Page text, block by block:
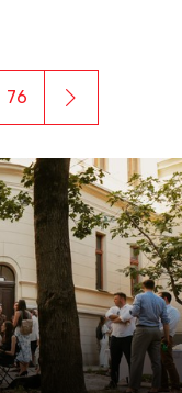
76